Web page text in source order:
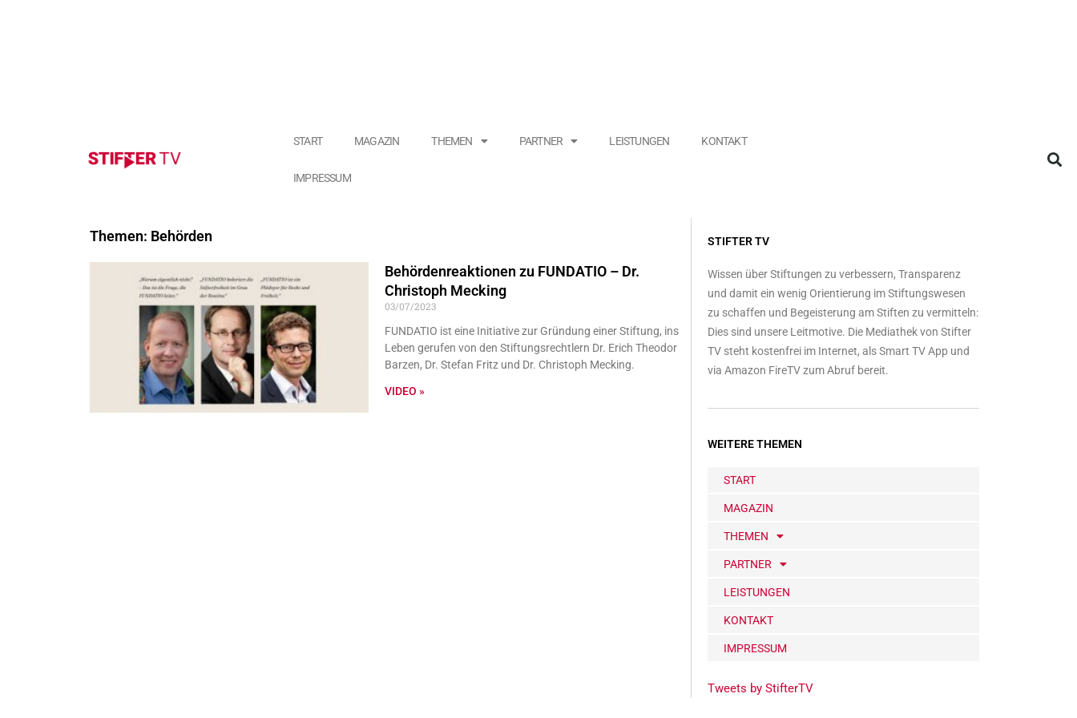
START MAGAZIN THEMEN PARTNER LEISTUNGEN KONTAKT
IMPRESSUM
Themen: Behörden
Behördenreaktionen zu FUNDATIO – Dr.
Christoph Mecking
03/07/2023
FUNDATIO ist eine Initiative zur Gründung einer Stiftung, ins
Leben gerufen von den Stiftungsrechtlern Dr. Erich Theodor
Barzen, Dr. Stefan Fritz und Dr. Christoph Mecking.
VIDEO »
STIFTER TV
Wissen über Stiftungen zu verbessern, Transparenz
und damit ein wenig Orientierung im Stiftungswesen
zu schaffen und Begeisterung am Stiften zu vermitteln:
Dies sind unsere Leitmotive. Die Mediathek von Stifter
TV steht kostenfrei im Internet, als Smart TV App und
via Amazon FireTV zum Abruf bereit.
WEITERE THEMEN
START
MAGAZIN
THEMEN
PARTNER
LEISTUNGEN
KONTAKT
IMPRESSUM
Tweets by StifterTV